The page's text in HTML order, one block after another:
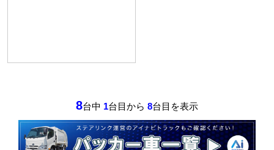
8台中 1台目から 8台目を表示